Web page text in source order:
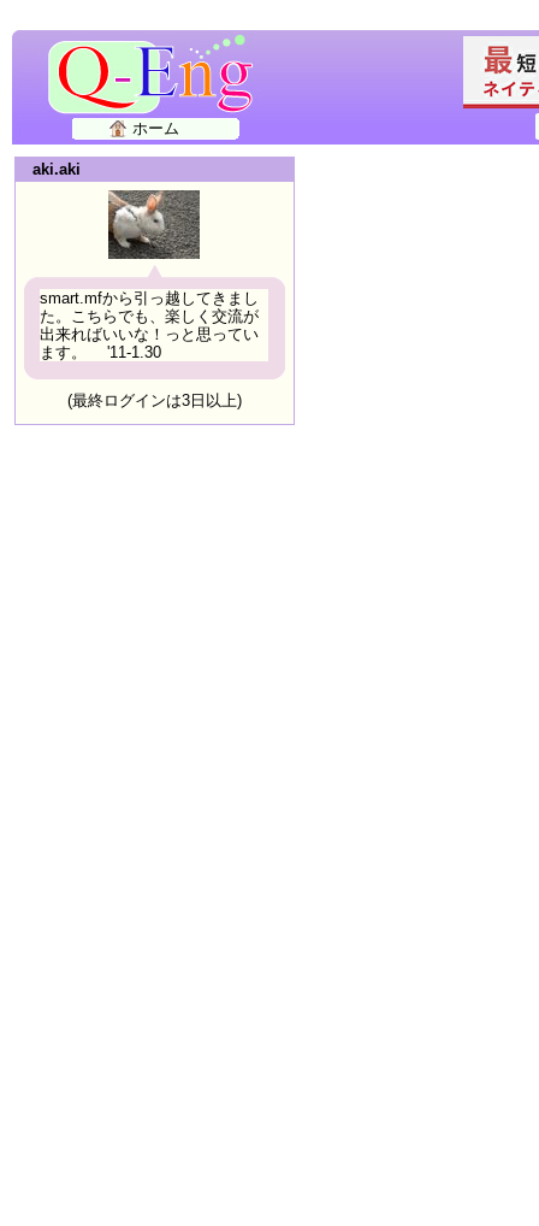
ホーム
aki.aki
smart.mfから引っ越してきまし
た。こちらでも、楽しく交流が
出来ればいいな！っと思ってい
ます。 '11-1.30
(最終ログインは3日以上)